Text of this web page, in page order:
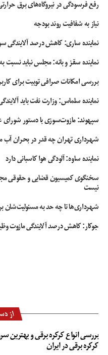
تسریع شود، این قانون متفاوت از
صندلی کودک برای اینکه اجرایی شود،
ازدواج اجباری کودکان تصادف
کودک همسری
مرگ کودکان در تصادف
رفع فرسودگی در نیروگاه‌های برق
نیاز به شفافیت روند بودجه
نماینده ساری: کاهش درصد آلایندگی
نماینده سقز و بانه: مجلس نباید
بررسی امکانات صرافی توبیت برای
نماینده سلماس: وزارت نفت باید
سپهوند:‌ مازوت‌سوزی با دستور شورای
شهرداری تهران چه قدر در بحران
نماینده ساوه: آلودگی هوا کاسبانی دارد
سخنگوی کمیسیون قضایی و حقوقی
نیست
شهرداری‌ها تا چه حد به مسئولیت‌شان
جوکار: کاهش درصد آلایندگی مازوت
از
بررسی انواع کرکره برقی و بهترین
کرکره برقی در ایران